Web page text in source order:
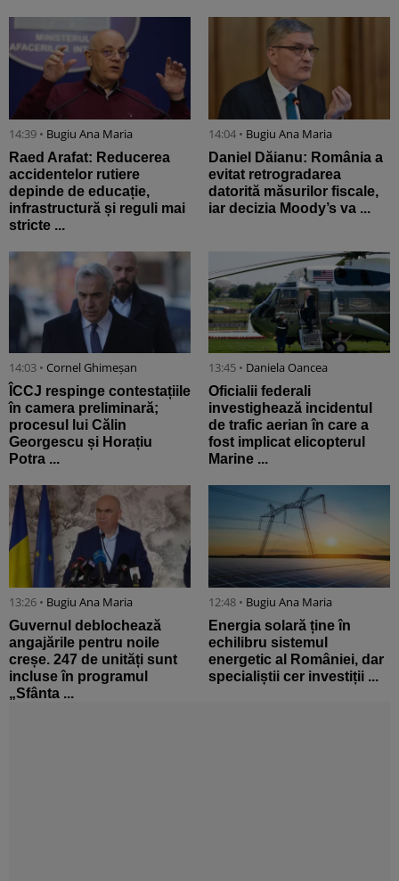
14:39 • Bugiu ⁠Ana Maria
Raed Arafat: Reducerea
accidentelor rutiere
depinde de educație,
infrastructură și reguli mai
stricte ...
14:04 • Bugiu ⁠Ana Maria
Daniel Dăianu: România a
evitat retrogradarea
datorită măsurilor fiscale,
iar decizia Moody’s va ...
14:03 • Cornel Ghimeșan
ÎCCJ respinge contestațiile
în camera preliminară;
procesul lui Călin
Georgescu și Horațiu
Potra ...
13:45 • Daniela Oancea
Oficialii federali
investighează incidentul
de trafic aerian în care a
fost implicat elicopterul
Marine ...
13:26 • Bugiu ⁠Ana Maria
Guvernul deblochează
angajările pentru noile
creșe. 247 de unități sunt
incluse în programul
„Sfânta ...
12:48 • Bugiu ⁠Ana Maria
Energia solară ține în
echilibru sistemul
energetic al României, dar
specialiștii cer investiții ...